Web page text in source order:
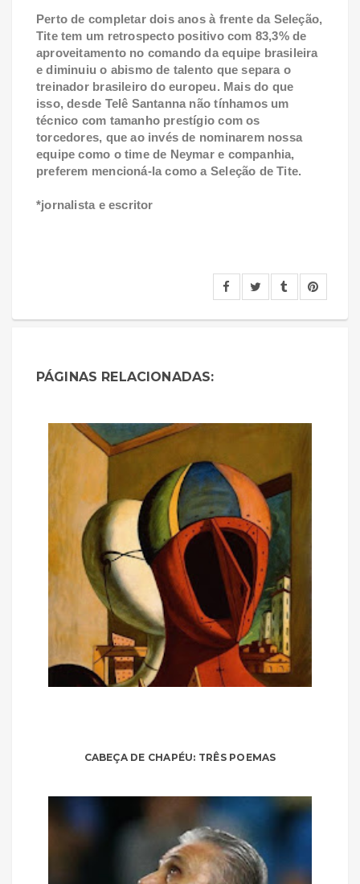
Perto de completar dois anos à frente da Seleção,
Tite tem um retrospecto positivo com 83,3% de
aproveitamento no comando da equipe brasileira
e diminuiu o abismo de talento que separa o
treinador brasileiro do europeu. Mais do que
isso, desde Telê Santanna não tínhamos um
técnico com tamanho prestígio com os
torcedores, que ao invés de nominarem nossa
equipe como o time de Neymar e companhia,
preferem mencioná-la como a Seleção de Tite.
*jornalista e escritor
PÁGINAS RELACIONADAS:
CABEÇA DE CHAPÉU: TRÊS POEMAS